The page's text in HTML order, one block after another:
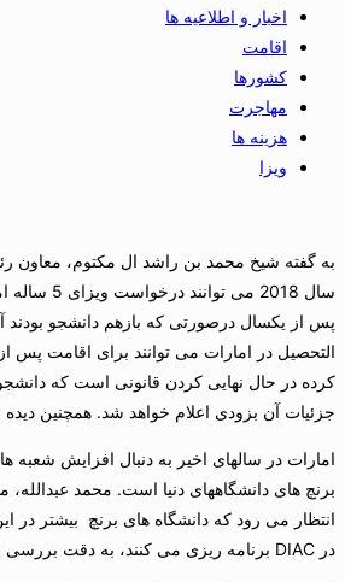
اخبار و اطلاعیه ها
اقامت
کشورها
مهاجرت
هزینه ها
ویزا
به گفته شیخ محمد بن راشد ال مکتوم، معاون
سال
پس از یکسال درصورتی که بازهم دانشجو بودند
جزئیات آن بزودی اعلام خواهد شد. همچنین دیده
امارات در سالهای اخیر به دنبال افزایش شعبه
انتظار می رود که دانشگاه های برنچ بیشتر
در DIAC برنامه ریزی می کنند، به دقت بررسی می شوند و یک فرایند انتخاب دقیق اعمال خواهد شد.